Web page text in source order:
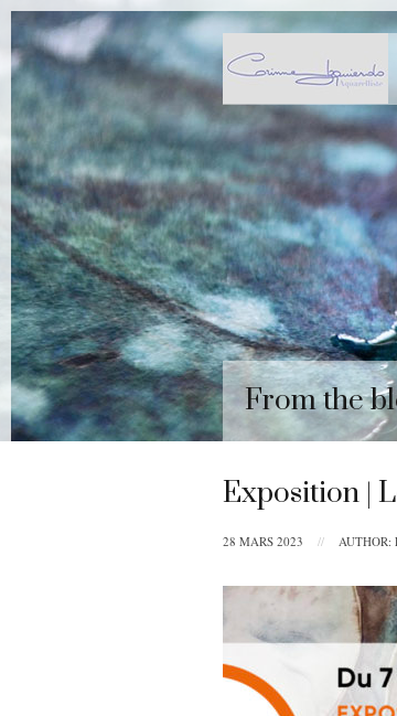
From the
Exposition |
28 MARS 2023 // AUTHOR: